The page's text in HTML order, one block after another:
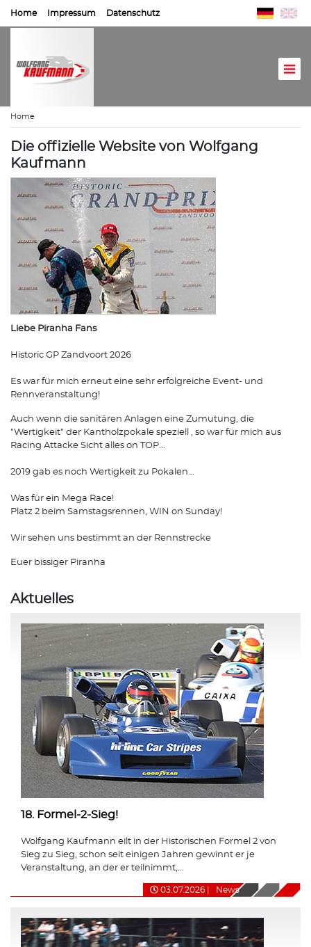
Home Impressum Datenschutz
Home
Die offizielle Website von Wolfgang
Kaufmann
Liebe Piranha Fans
Historic GP Zandvoort 2026
Es war für mich erneut eine sehr erfolgreiche Event- und
Rennveranstaltung!
Auch wenn die sanitären Anlagen eine Zumutung, die
"Wertigkeit" der Kantholzpokale speziell , so war für mich aus
Racing Attacke Sicht alles on TOP...
2019 gab es noch Wertigkeit zu Pokalen...
Was für ein Mega Race!
Platz 2 beim Samstagsrennen, WIN on Sunday!
Wir sehen uns bestimmt an der Rennstrecke
Euer bissiger Piranha
Aktuelles
18. Formel-2-Sieg!
Wolfgang Kaufmann eilt in der Historischen Formel 2 von
Sieg zu Sieg, schon seit einigen Jahren gewinnt er je
Veranstaltung, an der er teilnimmt,...
03.07.2026 News